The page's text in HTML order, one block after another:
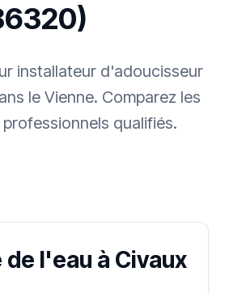
installateur d'adoucisseur
le Vienne. Comparez les
qualifiés.
de l'eau à Civaux